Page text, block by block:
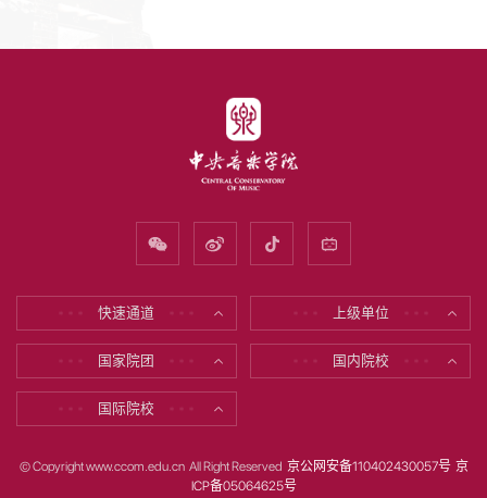
快速通道 上级单位
国家院团 国内院校
国际院校
© Copyright www.ccom.edu.cn All Right Reserved 京公网安备110402430057号 京
ICP备05064625号